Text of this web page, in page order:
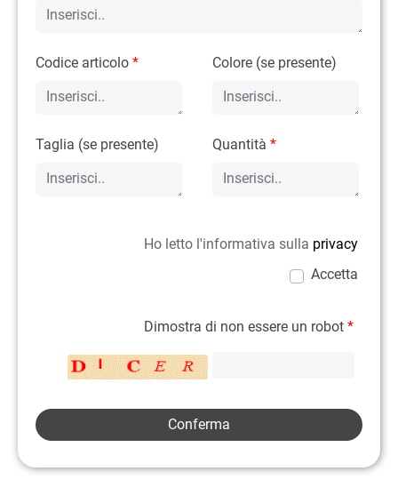
Codice articolo * Colore (se presente)
Taglia (se presente) Quantità*
Ho letto l'informativa sulla privacy
Accetta
Dimostra di non essere un robot *